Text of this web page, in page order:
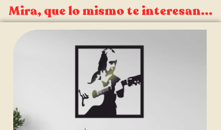
Mira, que lo mismo te interesan...